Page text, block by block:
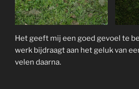
Het geeft mij een goed gevoel te
werk bijdraagt aan het geluk van
velen daarna.